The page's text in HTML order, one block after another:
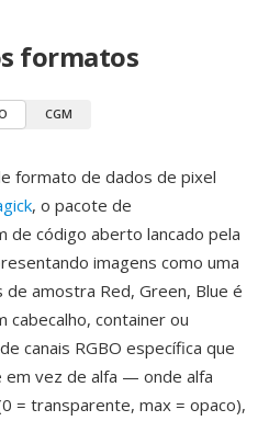
formatos
CGM
formato de dados de pixel
, o pacote de
de código aberto lancado pela
imagens como uma
de amostra Red, Green, Blue é
cabecalho, container ou
canais RGBO específica que
em vez de alfa — onde alfa
= transparente, max = opaco),